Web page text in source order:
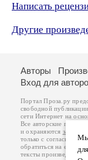
Написать
Другие
Мы
Авторы
Вход для
Портал Проза.ру
свободной
сети Интернет на
Все авторские права
и охраняются законом
только с согласия
обратиться на его
тексты произведений